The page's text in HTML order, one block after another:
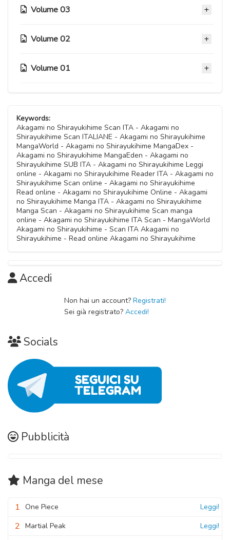
Capitolo 31
Capitolo 27
Capitolo 26
11 Novembre 2020
11 Novembre 2020
Capitolo 23
11 Novembre 2020
Capitolo 18
11 Novembre 2020
Capitolo 17
11 Novembre 2020
Capitolo 14
11 Novembre 2020
Capitolo 13
11 Novembre 2020
Volume 03
Capitolo 12
Capitolo 10
11 Novembre 2020
Capitolo 09
11 Novembre 2020
Volume 02
Capitolo 08
11 Novembre 2020
Capitolo 06
11 Novembre 2020
Capitolo 05
11 Novembre 2020
Volume 01
Capitolo 04
11 Novembre 2020
Capitolo 03
11 Novembre 2020
Capitolo 02
11 Novembre 2020
Keywords:
Akagami no Shirayukihime Scan ITA - Akagami no
Shirayukihime Scan ITALIANE - Akagami no Shirayukihime
MangaWorld - Akagami no Shirayukihime MangaDex -
Akagami no Shirayukihime MangaEden - Akagami no
Shirayukihime SUB ITA - Akagami no Shirayukihime Leggi
online - Akagami no Shirayukihime Reader ITA - Akagami no
Shirayukihime Scan online - Akagami no Shirayukihime
Read online - Akagami no Shirayukihime Online - Akagami
no Shirayukihime Manga ITA - Akagami no Shirayukihime
Manga Scan - Akagami no Shirayukihime Scan manga
online - Akagami no Shirayukihime ITA Scan - MangaWorld
Akagami no Shirayukihime - Scan ITA Akagami no
Shirayukihime - Read online Akagami no Shirayukihime
Accedi
Non hai un account? Registrati!
Sei già registrato? Accedi!
Socials
Pubblicità
Manga del mese
1 One Piece Leggi!
2 Martial Peak Leggi!